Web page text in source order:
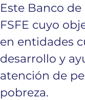
Este Banco
FSFE cuyo
en entidades
desarrollo y
atención de
pobreza.